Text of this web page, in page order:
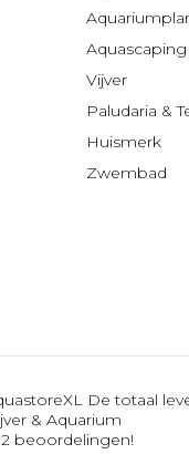
Aquascaping
Vijver
Paludaria &
Huismerk
Zwembad
De totaal
& Aquarium
beoordelingen!